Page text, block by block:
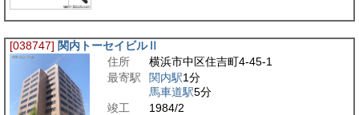
[038747] 関内トーセイビルⅡ
住所
横浜市中区住吉町4-45-1
最寄駅
関内駅1分
馬車道駅5分
竣工
1984/2